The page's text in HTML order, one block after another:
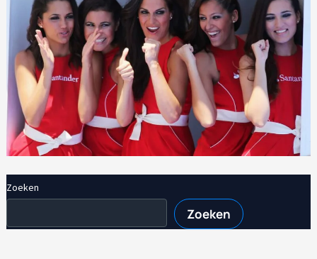
Zoeken
Zoeken